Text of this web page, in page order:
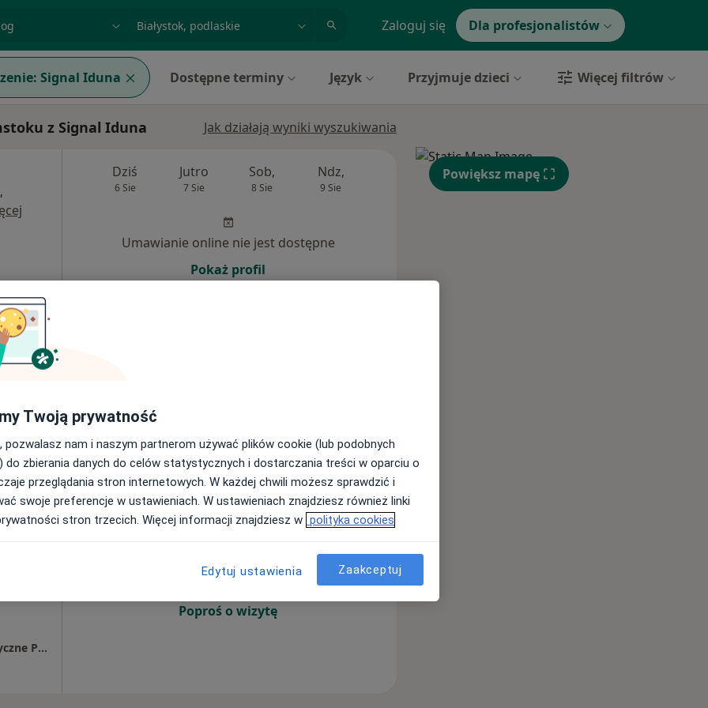
Zaloguj się Dla profesjonalistów
Signal Iduna Dostępne terminy Język Przyjmuje dzieci Więcej filtrów
z Signal Iduna Jak działają wyniki wyszukiwania
270 zł
Bazyluk
Dziś
6 Sie
Jutro
7 Sie
Sob,
8 Sie
Ndz,
9 Sie
Wt, Śr,
Umawianie online nie jest dostępne
Pokaż profil
Centrum Pediatrii Białystok / Centrum Medyczne Pułaskiego
Dziś Jutro Sob,
8 Sie
Ndz,
9 Sie
Pon,
10 Sie
Umawianie online nie jest dostępne
Poproś o wizytę
Powiększ mapę
Twoją prywatność
pozwalasz nam i naszym partnerom używać plików cookie (lub podobnych
do zbierania danych do celów statystycznych i dostarczania treści w oparciu o
przeglądania stron internetowych. W każdej chwili możesz sprawdzić i
swoje preferencje w ustawieniach. W ustawieniach znajdziesz również linki
stron trzecich. Więcej informacji znajdziesz w polityka cookies
Edytuj ustawienia Zaakceptuj